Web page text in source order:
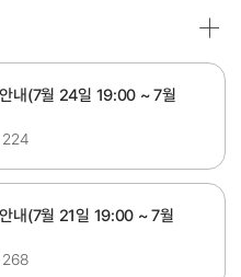
내(7월 24일 19:00 ~ 7월
224
내(7월 21일 19:00 ~ 7월
268